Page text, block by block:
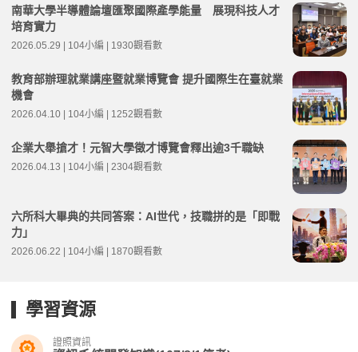
南華大學半導體論壇匯聚國際產學能量 展現科技人才
培育實力
2026.05.29 | 104小編 | 1930觀看數
教育部辦理就業講座暨就業博覽會 提升國際生在臺就業
機會
2026.04.10 | 104小編 | 1252觀看數
企業大舉搶才！元智大學徵才博覽會釋出逾3千職缺
2026.04.13 | 104小編 | 2304觀看數
六所科大畢典的共同答案：AI世代，技職拼的是「即戰
力」
2026.06.22 | 104小編 | 1870觀看數
學習資源
證照資訊